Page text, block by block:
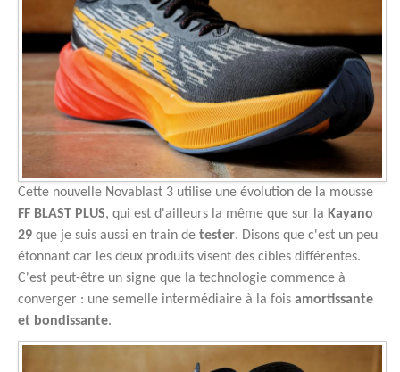
Cette nouvelle Novablast 3 utilise une évolution de la mousse
FF BLAST PLUS, qui est d'ailleurs la même que sur la Kayano
29 que je suis aussi en train de tester. Disons que c'est un peu
étonnant car les deux produits visent des cibles différentes.
C'est peut-être un signe que la technologie commence à
converger : une semelle intermédiaire à la fois amortissante
et bondissante.